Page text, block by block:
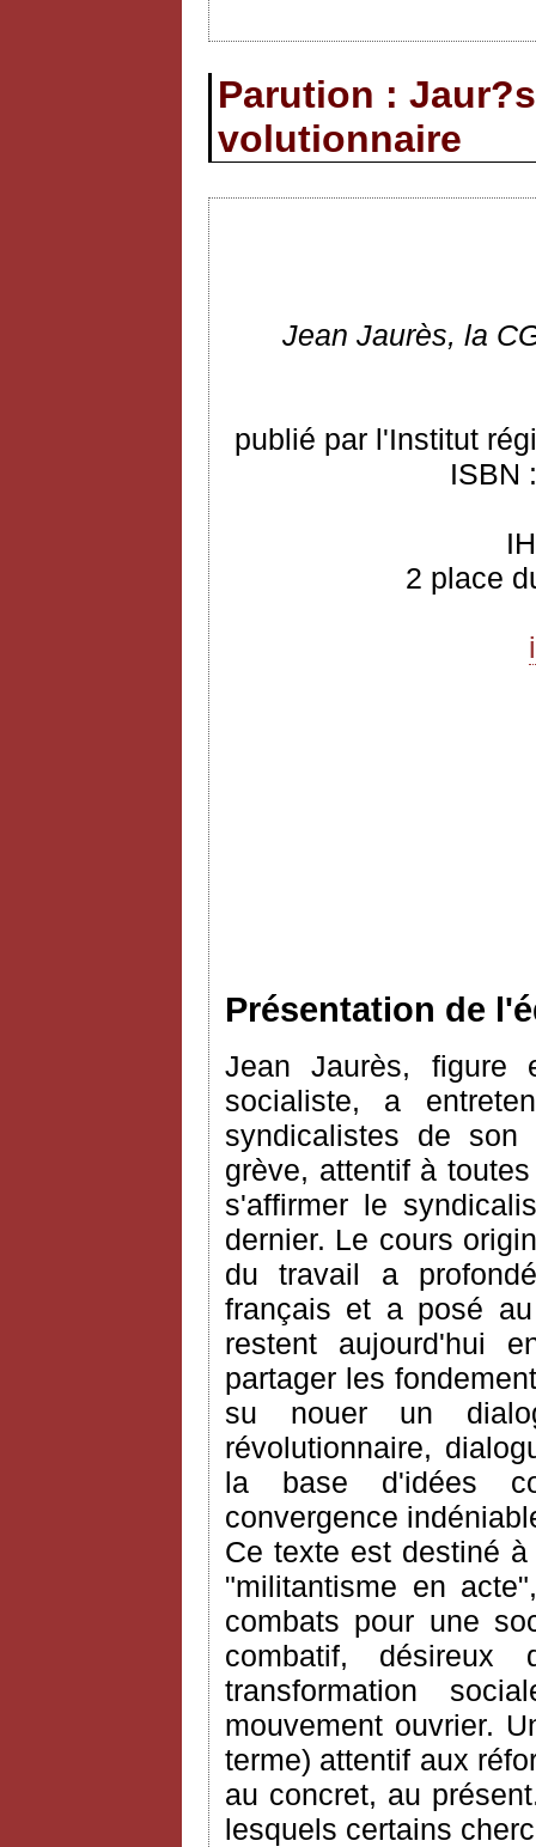
Parution :
volutionnaire
Jean Jaurès, la
publié par l'Institut
ISBN
2 place
Présentation de
Jean Jaurès, figure
socialiste, a
syndicalistes de son
grève, attentif à
s'affirmer le
dernier. Le cours
du travail a
français et a posé
restent aujourd'hui
partager les
su nouer un
révolutionnaire,
la base d'idées
convergence
Ce texte est destiné
"militantisme en
combats pour une
combatif,
transformation
mouvement ouvrier.
terme) attentif aux
au concret, au
lesquels certains